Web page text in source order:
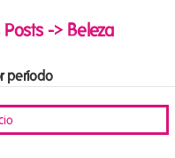
-> Beleza
período